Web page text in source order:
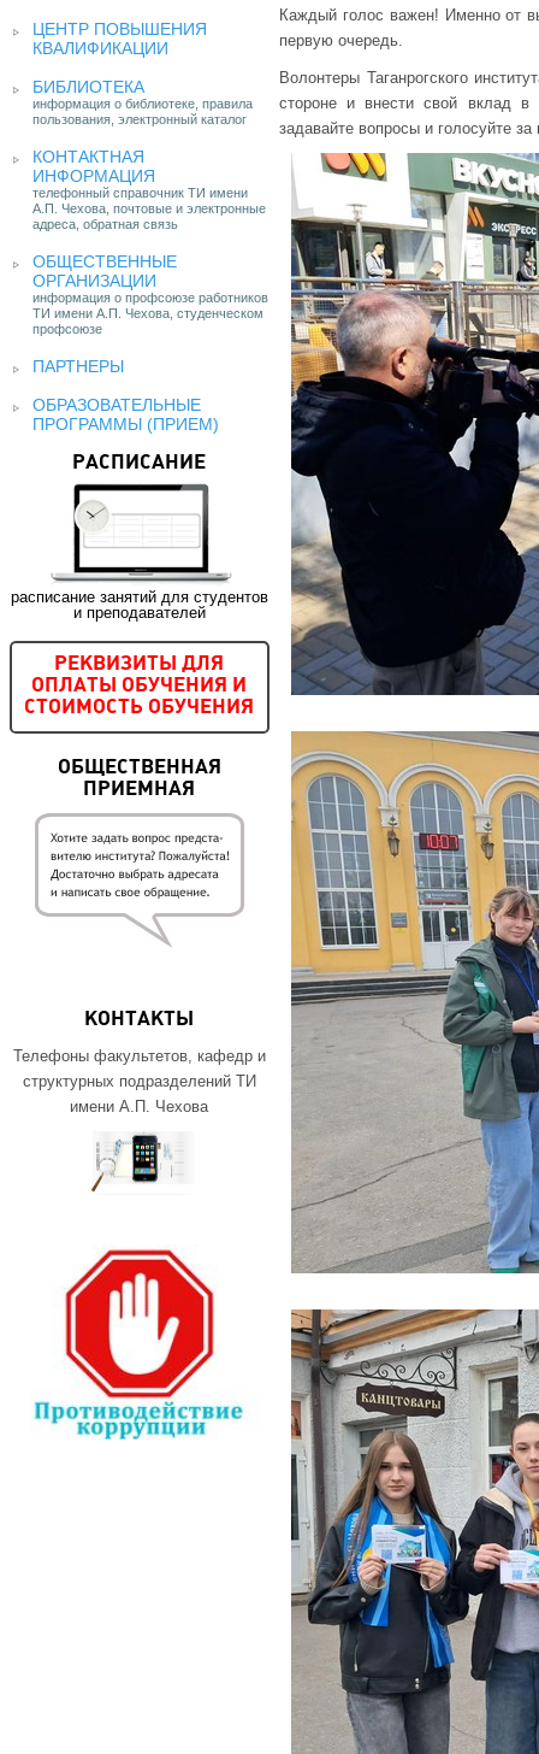
ЦЕНТР ПОВЫШЕНИЯ
КВАЛИФИКАЦИИ
БИБЛИОТЕКА
информация о библиотеке, правила
пользования, электронный каталог
КОНТАКТНАЯ
ИНФОРМАЦИЯ
телефонный справочник ТИ имени
А.П. Чехова, почтовые и электронные
адреса, обратная связь
ОБЩЕСТВЕННЫЕ
ОРГАНИЗАЦИИ
информация о профсоюзе работников
ТИ имени А.П. Чехова, студенческом
профсоюзе
ПАРТНЕРЫ
ОБРАЗОВАТЕЛЬНЫЕ
ПРОГРАММЫ (ПРИЕМ)
РАСПИСАНИЕ
расписание занятий для студентов
и преподавателей
РЕКВИЗИТЫ ДЛЯ
ОПЛАТЫ ОБУЧЕНИЯ И
СТОИМОСТЬ ОБУЧЕНИЯ
ОБЩЕСТВЕННАЯ
ПРИЕМНАЯ
КОНТАКТЫ
Телефоны факультетов, кафедр и
структурных подразделений ТИ
имени А.П. Чехова
Каждый голос важен! Именно от
первую очередь.
Волонтеры Таганрогского
стороне и внести свой вклад в
задавайте вопросы и голосуйте